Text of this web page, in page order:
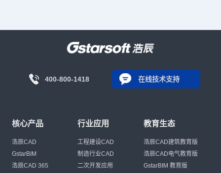
400-800-1418 在线技术支持
核心产品
浩辰CAD
GstarBIM
浩辰CAD 365
行业应用
工程建设CAD
制造行业CAD
二次开发应用
教育生态
浩辰CAD建筑教育版
浩辰CAD电气教育版
GstarBIM 教育版